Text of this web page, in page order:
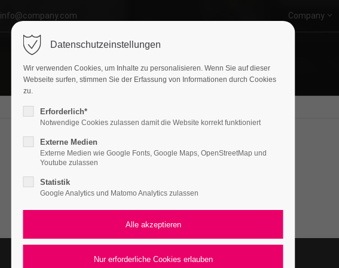
info@company.com Company
Datenschutzeinstellungen
Wir verwenden Cookies, um Inhalte zu personalisieren. Wenn Sie auf dieser
Webseite surfen, stimmen Sie der Erfassung von Informationen durch Cookies
zu.
Erforderlich*
Notwendige Cookies zulassen damit die Website korrekt funktioniert
Externe Medien
Externe Medien wie Google Fonts, Google Maps, OpenStreetMap und
Youtube zulassen
Statistik
Google Analytics und Matomo Analytics zulassen